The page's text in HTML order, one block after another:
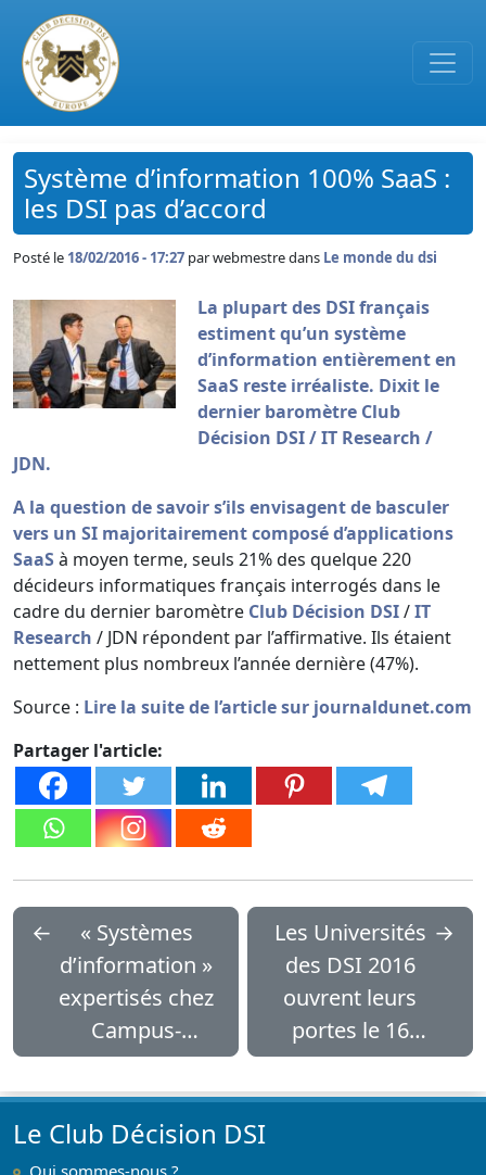
Passer au contenu principal
Système d’information 100% SaaS :
les DSI pas d’accord
Posté le 18/02/2016 - 17:27 parwebmestre dans Le monde du dsi
La plupart des DSI français
estiment qu’un système
d’information entièrement en
SaaS reste irréaliste. Dixit le
dernier baromètre Club
Décision DSI / IT Research /
JDN.
A la question de savoir s’ils envisagent de basculer
vers un SI majoritairement composé d’applications
SaaSà moyen terme, seuls 21% des quelque 220
décideurs informatiques français interrogés dans le
cadre du dernier baromètre Club Décision DSI/IT
Research / JDN répondent par l’affirmative. Ils étaient
nettement plus nombreux l’année dernière (47%).
Source : Lire la suite de l’article sur journaldunet.com
Partager l'article:
←
« Systèmes
d’information »
expertisés chez
Campus-
Channel
Les Universités
des DSI 2016
ouvrent leurs
portes le 16
mars
→
Le Club Décision DSI
Qui sommes-nous ?